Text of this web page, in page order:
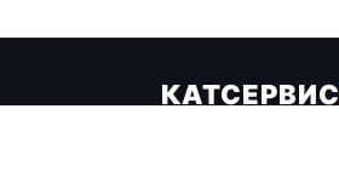
КАТСЕРВИС